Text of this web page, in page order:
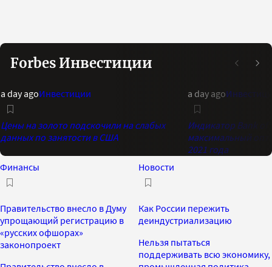
Forbes Инвестиции
a day agoИнвестиции
Цены на золото подскочили на слабых
данных по занятости в США
a day ago
Индикатор Bank of
максимальный
2021 года
Финансы
Правительство внесло в Думу
упрощающий регистрацию в
«русских офшорах»
законопроект
Новости
Как России пережить
деиндустриализацию
Нельзя пытаться
поддерживать всю экономику,